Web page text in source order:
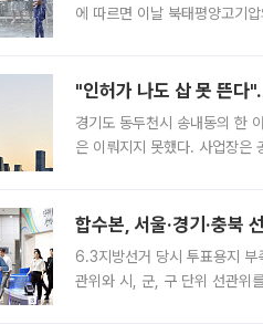
에 따르면 이날 북태평양고기
"인허가 나도 삽 못 뜬
경기도 동두천시 송내동의 한
은 이뤄지지 못했다. 사업장
합수본, 서울·경기·충북
6.3지방선거 당시 투표용지 부
관위와 시, 군, 구 단위 선관위